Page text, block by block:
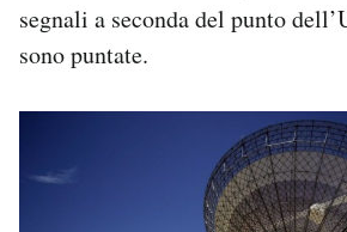
segnali a seconda del punto
sono puntate.